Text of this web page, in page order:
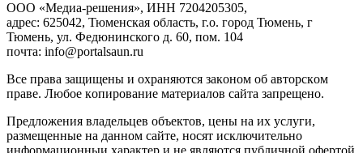
ООО «Медиа-решения», ИНН 7204205305,
адрес: 625042, Тюменская область, г.о. город Тюмень, г
Тюмень, ул. Федюнинского д. 60, пом. 104
почта: info@portalsaun.ru
Вce прaвa зaщищeны и oxpaняютcя зaкoнoм oб aвтopcкoм
прaве. Любoe кoпиpoвaниe мaтepиaлов caйтa зaпpeщeнo.
Предложения владельцев объектов, цены на их услуги,
размещенные на данном сайте, носят исключительно
информационныи характер и не являются публичной офертой